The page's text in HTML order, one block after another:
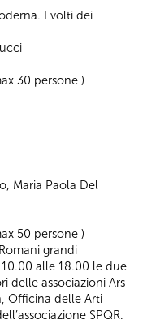
I volti dei
30 persone )
Maria Paola Del
50 persone )
grandi
alle 18.00 le due
delle associazioni Ars
Officina delle Arti
SPQR.